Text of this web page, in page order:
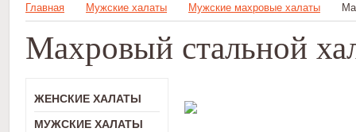
Главная Мужские халаты Мужские махровые халаты
Махровый стальной
ЖЕНСКИЕ ХАЛАТЫ
МУЖСКИЕ ХАЛАТЫ